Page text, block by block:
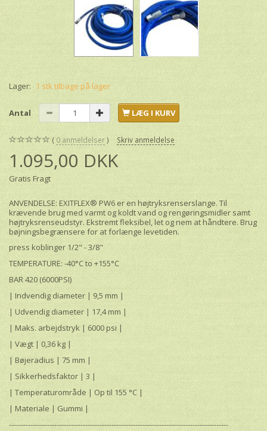
Lager: 1 stk tilbage på lager
Antal LÆG I KURV
0 anmeldelser Skriv anmeldelse
1.095,00 DKK
Gratis Fragt
ANVENDELSE: EXITFLEX® PW6 er en højtryksrenserslange. Til
krævende brug med varmt og koldt vand og rengøringsmidler samt
højtryksrenseudstyr. Ekstremt fleksibel, let og nem at håndtere. Brug
bøjningsbegrænsere for at forlænge levetiden.
press koblinger 1/2" - 3/8"
TEMPERATURE: -40°C to +155°C
BAR 420 (6000PSI)
| Indvendig diameter | 9,5 mm |
| Udvendig diameter | 17,4 mm |
| Maks. arbejdstryk | 6000 psi |
| Vægt | 0,36 kg |
| Bøjeradius | 75 mm |
| Sikkerhedsfaktor | 3 |
| Temperaturområde | Op til 155 °C |
| Materiale | Gummi |
--------------------------------------------------------------------------------------------